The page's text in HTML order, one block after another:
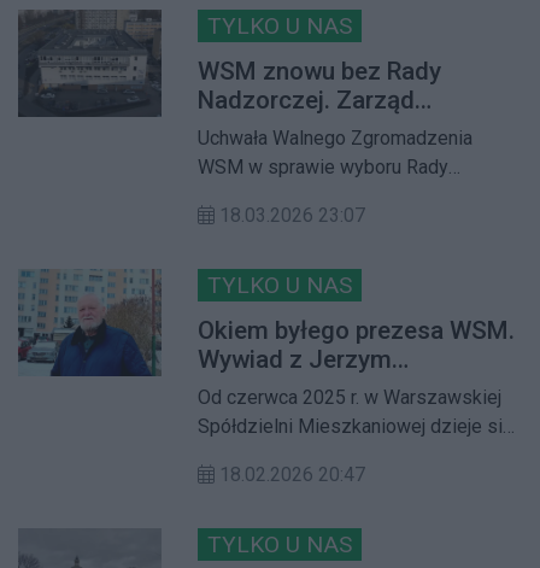
gospodarczego, udzielono
decyzję o przerwaniu obrad i ich
kontynuacji w późniejszym terminie.
Największe emocje wzbudziły
informacje o wykrytych
wokół organizacji głosowań oraz
audytowych
TYLKO U NAS
WSM znowu bez Rady
Nadzorczej. Zarząd
Spółdzielni zleca audyt
Uchwała Walnego Zgromadzenia
WSM w sprawie wyboru Rady
zaskarżona. W konsekwencji sąd
wykonanie tej uchwały. Rada
uchwał, m.in. w sprawie wyrażenia
zgody na przeprowadzenie audytu
śledczego. Mimo to Zarząd WSM
podpisał umowę z audytorem
18.03.2026 23:07
TYLKO U NAS
Okiem byłego prezesa WSM.
Wywiad z Jerzym
Kropaczem
Od czerwca 2025 r. w Warszawskiej
Spółdzielni Mieszkaniowej dzieje się
Zarządu, Radę Nadzorczą. W
Nadzorczej zaskarżyła uchwałę o
18.02.2026 20:47
TYLKO U NAS